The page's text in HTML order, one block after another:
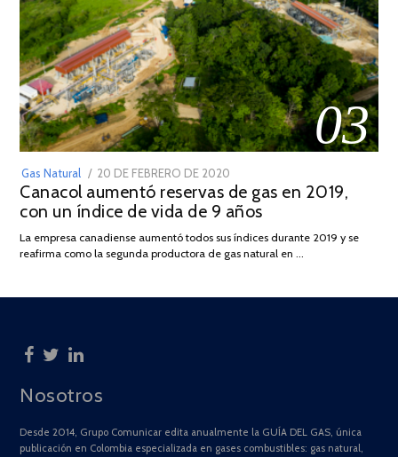
03
Gas Natural
POSTED
ON
20 DE FEBRERO DE 2020
DE
JULIO
2025
Canacol aumentó reservas de gas en 2019,
con un índice de vida de 9 años
La empresa canadiense aumentó todos sus índices durante 2019 y se
reafirma como la segunda productora de gas natural en …
Nosotros
Desde 2014, Grupo Comunicar edita anualmente la GUÍA DEL GAS, única
publicación en Colombia especializada en gases combustibles: gas natural,